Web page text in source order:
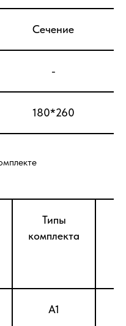
Сечение
-
180*260
Типы
комплекта
A1